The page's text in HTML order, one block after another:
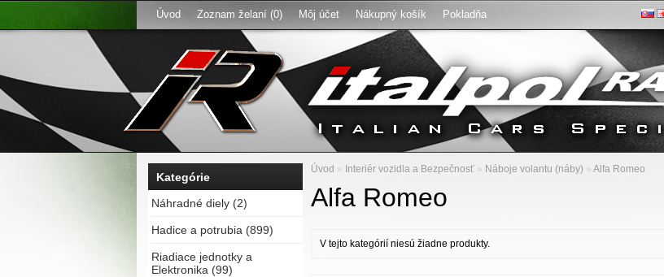
Úvod Zoznam želaní (0) Môj účet Nákupný košík Pokladňa
Kategórie
Náhradné diely (2)
Hadice a potrubia (899)
Riadiace jednotky a
Elektronika (99)
Úvod » Interiér vozidla a Bezpečnosť » Náboje volantu (náby) » Alfa Romeo
Alfa Romeo
V tejto kategórií niesú žiadne produkty.